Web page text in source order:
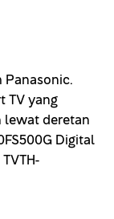
Panasonic.
TV yang
lewat deretan
Digital